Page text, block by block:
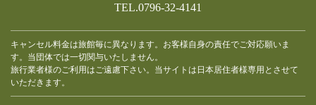
TEL.0796-32-4141
キャンセル料金は旅館毎に異なります。お客様自身の責任でご対応願いま
す。当団体では一切関与いたしません。
旅行業者様のご利用はご遠慮下さい。当サイトは日本居住者様専用とさせて
いただきます。